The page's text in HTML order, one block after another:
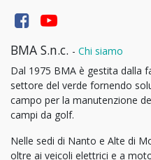
BMA S.n.c. - Chi siamo
Dal 1975 BMA è gestita dalla
settore del verde fornendo
campo per la manutenzione
campi da golf.
Nelle sedi di Nanto e Alte di
oltre ai veicoli elettrici e a